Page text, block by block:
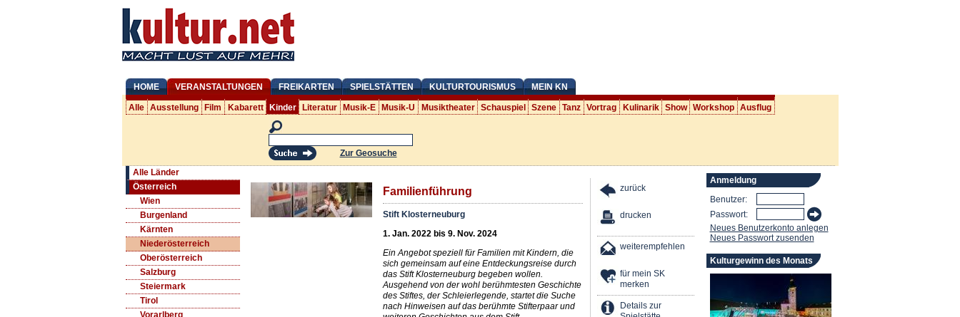
HOME VERANSTALTUNGEN FREIKARTEN SPIELSTÄTTEN KULTURTOURISMUS MEIN KN
Alle Ausstellung Film Kabarett Kinder Literatur Musik-E Musik-U Musiktheater Schauspiel Szene Tanz Vortrag Kulinarik Show Workshop Ausflug
Zur Geosuche
Alle Länder
Österreich
Wien
Burgenland
Kärnten
Niederösterreich
Oberösterreich
Salzburg
Steiermark
Tirol
Vorarlberg
Familienführung
Stift Klosterneuburg
1. Jan. 2022 bis 9. Nov. 2024
Ein Angebot speziell für Familien mit Kindern, die
sich gemeinsam auf eine Entdeckungsreise durch
das Stift Klosterneuburg begeben wollen.
Ausgehend von der wohl berühmtesten Geschichte
des Stiftes, der Schleierlegende, startet die Suche
nach Hinweisen auf das berühmte Stifterpaar und
zurück
drucken
weiterempfehlen
für mein SK
merken
Details zur
Anmeldung
Benutzer:
Passwort:
Neues Benutzerkonto anlegen
Neues Passwort zusenden
Kulturgewinn des Monats